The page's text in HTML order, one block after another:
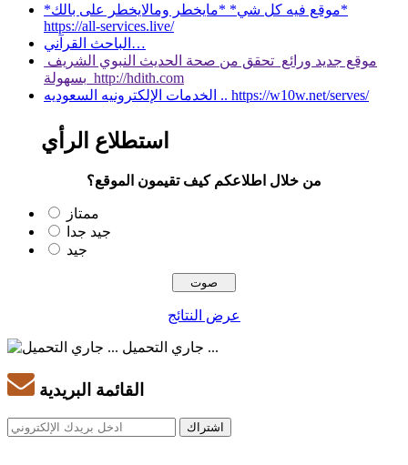
*موقع فيه كل شي* *مايخطر ومالايخطر على بالك*
https://all-services.live/
الباحث القرآني…
موقع جديد ورائع تحقق من صحة الحديث النبوي الشريف
بسهولة http://hdith.com
الخدمات الإلكترونيه السعوديه .. https://w10w.net/serves/
استطلاع الرأي
من خلال اطلاعكم كيف تقيمون الموقع؟
ممتاز
جيد جدا
جيد
عرض النتائج
جاري التحميل ...
القائمة البريدية